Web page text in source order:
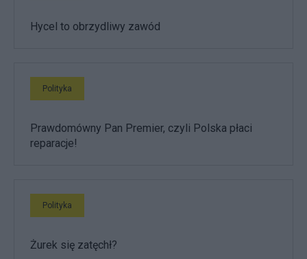
Hycel to obrzydliwy zawód
Polityka
Prawdomówny Pan Premier, czyli Polska płaci
reparacje!
Polityka
Żurek się zatęchł?